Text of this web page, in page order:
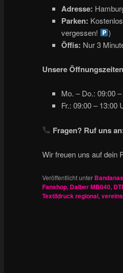
Adresse:
Parken:
vergessen!
)
Öffis: Nur 3
Unsere
Mo. – Do.: 09:00
Fr.: 09:00 – 13:00
Fragen? Ruf uns
Wir freuen uns auf dein
Veröffentlicht unter
Fanshop, Daiber MB040,
Textildruck regional,